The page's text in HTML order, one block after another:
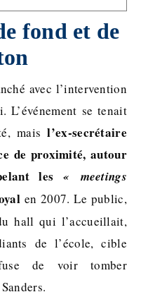
fond et de
avec l’intervention
L’événement se tenait
maisl’ex-secrétaire
de proximité, autour
les « meetings
en 2007. Le public,
hall qui l’accueillait,
de l’école, cible
de voir tomber